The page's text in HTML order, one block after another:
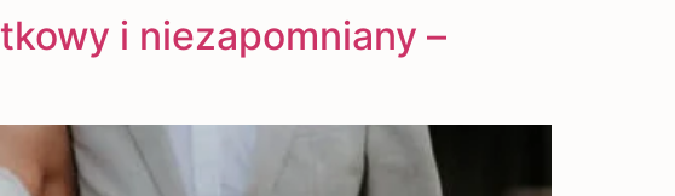
i niezapomniany –